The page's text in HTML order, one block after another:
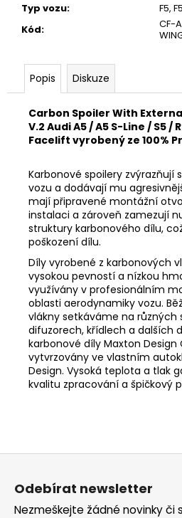
Typ vozu:
F5,
Kód:
CF-
Popis Diskuze
Carbon Spoiler With
V.2 Audi A5 / A5 S-Line / S5 /
Facelift vyrobený ze 100%
Karbonové spoilery zvýrazňují
vozu a dodávají mu
mají připravené montážní
instalaci a zároveň zamezují
struktury karbonového dílu,
poškození dílu.
Díly vyrobené z karbonových
vysokou pevností a nízkou
využívány v profesionálním
oblasti aerodynamiky vozu.
vlákny setkáváme na různých
difuzorech, křídlech a dalších
karbonové díly Maxton Design
vytvrzovány ve vlastním
Design. Vysoká teplota a tlak
kvalitu zpracování a špičkový
Z
Odebírat newsletter
Nezmeškejte žádné novinky či